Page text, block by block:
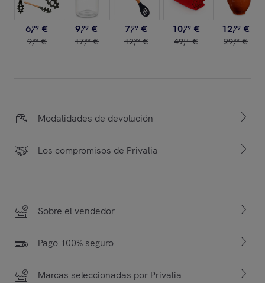
6,99 €
9,99 €
9,99 €
17,99 €
7,99 €
12,99 €
10,99 €
49,00 €
12,99 €
29,99 €
Modalidades de devolución
Los compromisos de Privalia
Sobre el vendedor
Pago 100% seguro
Marcas seleccionadas por Privalia